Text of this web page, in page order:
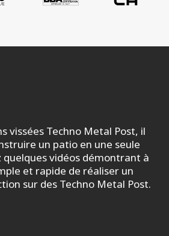
vissées Techno Metal Post, il
un patio en une seule
quelques vidéos démontrant à
et rapide de réaliser un
sur des Techno Metal Post.